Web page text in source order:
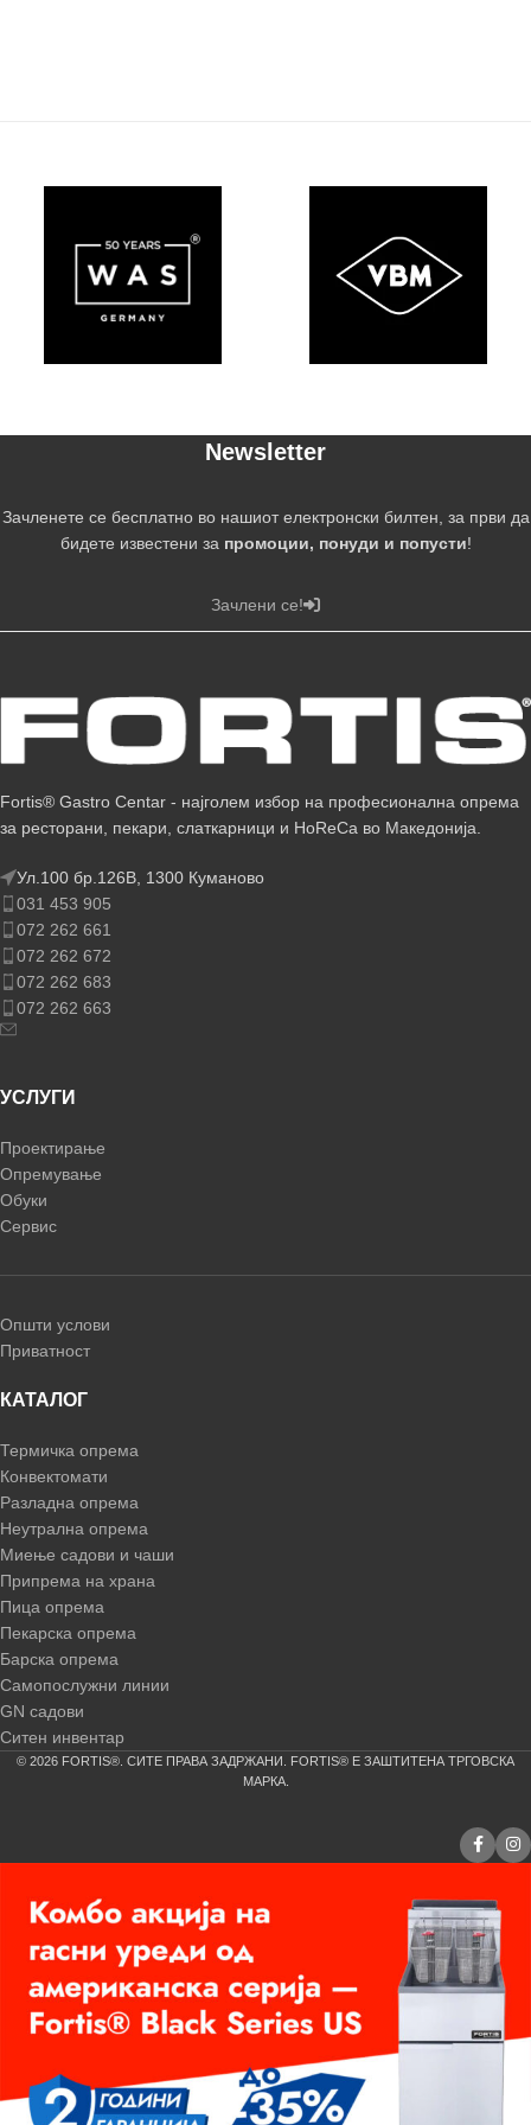
Newsletter
Зачленете се бесплатно во нашиот електронски билтен, за први да
бидете известени за промоции, понуди и попусти!
Зачлени се!
Fortis® Gastro Centar - најголем избор на професионална опрема
за ресторани, пекари, слаткарници и HoReCa во Македонија.
Ул.100 бр.126В, 1300 Куманово
031 453 905
072 262 661
072 262 672
072 262 683
072 262 663
УСЛУГИ
Проектирање
Опремување
Обуки
Сервис
Општи услови
Приватност
КАТАЛОГ
Термичка опрема
Конвектомати
Разладна опрема
Неутрална опрема
Миење садови и чаши
Припрема на храна
Пица опрема
Пекарска опрема
Барска опрема
Самопослужни линии
GN садови
Ситен инвентар
© 2026 FORTIS®. СИТЕ ПРАВА ЗАДРЖАНИ. FORTIS® Е ЗАШТИТЕНА ТРГОВСКА
МАРКА.